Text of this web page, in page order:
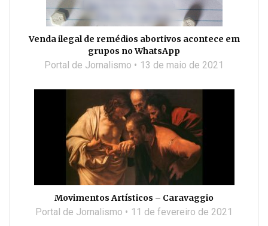
Venda ilegal de remédios abortivos acontece em
grupos no WhatsApp
Portal de Jornalismo 13 de maio de 2021
Movimentos Artísticos – Caravaggio
Portal de Jornalismo 11 de fevereiro de 2021